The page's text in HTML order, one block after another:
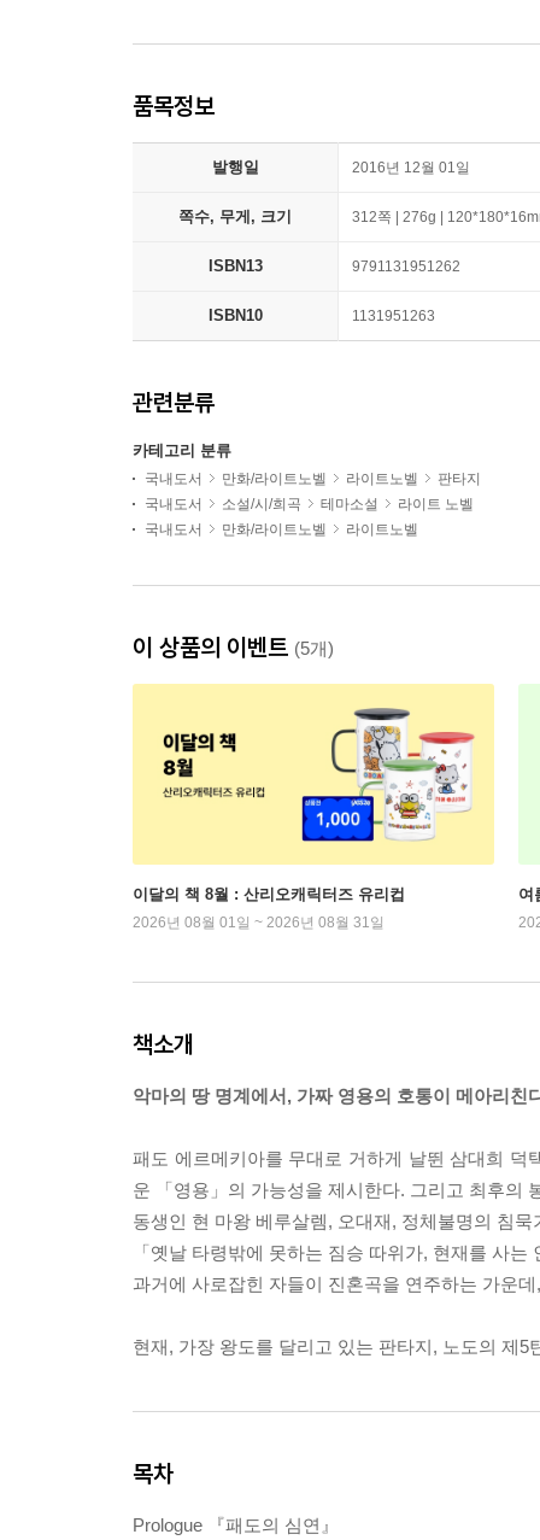
품목정보
발행일 2016년 12월 01일
쪽수, 무게, 크기 312쪽 | 276g |
ISBN13 9791131951262
ISBN10 1131951263
관련분류
카테고리 분류
국내도서 만화/라이트노벨 라이트노벨
판타지
국내도서
소설/시/희곡 테마소설
라이트 노벨
국내도서
만화/라이트노벨 라이트노벨
이 상품의 이벤트 (5개)
이달의 책 8월 : 산리오캐릭터즈 유리컵
2026년 08월 01일 ~ 2026년 08월 31일
여
책소개
악마의 땅 명계에서, 가짜 영용의 호통이 메아리친
패도 에르메키아를 무대로 거하게 날뛴 삼대희
운 「영용」의 가능성을 제시한다. 그리고 최후의
동생인 현 마왕 베루살렘, 오대재, 정체불명의 침묵
「옛날 타령밖에 못하는 짐승 따위가, 현재를 사는
과거에 사로잡힌 자들이 진혼곡을 연주하는 가운
현재, 가장 왕도를 달리고 있는 판타지, 노도의 제5
목차
Prologue 『패도의 심연』